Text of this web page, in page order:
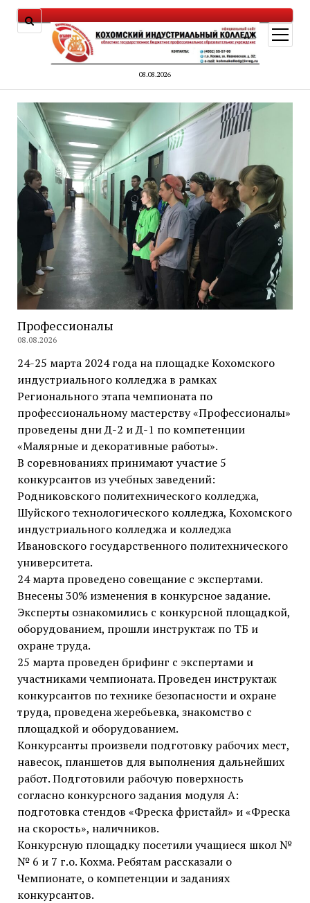
08.08.2026
меню
Профессионалы
08.08.2026
24-25 марта 2024 года на площадке Кохомского
индустриального колледжа в рамках
Регионального этапа чемпионата по
профессиональному мастерству «Профессионалы»
проведены дни Д-2 и Д-1 по компетенции
«Малярные и декоративные работы».
В соревнованиях принимают участие 5
конкурсантов из учебных заведений:
Родниковского политехнического колледжа,
Шуйского технологического колледжа, Кохомского
индустриального колледжа и колледжа
Ивановского государственного политехнического
университета.
24 марта проведено совещание с экспертами.
Внесены 30% изменения в конкурсное задание.
Эксперты ознакомились с конкурсной площадкой,
оборудованием, прошли инструктаж по ТБ и
охране труда.
25 марта проведен брифинг с экспертами и
участниками чемпионата. Проведен инструктаж
конкурсантов по технике безопасности и охране
труда, проведена жеребьевка, знакомство с
площадкой и оборудованием.
Конкурсанты произвели подготовку рабочих мест,
навесок, планшетов для выполнения дальнейших
работ. Подготовили рабочую поверхность
согласно конкурсного задания модуля А:
подготовка стендов «Фреска фристайл» и «Фреска
на скорость», наличников.
Конкурсную площадку посетили учащиеся школ №
№ 6 и 7 г.о. Кохма. Ребятам рассказали о
Чемпионате, о компетенции и заданиях
конкурсантов.